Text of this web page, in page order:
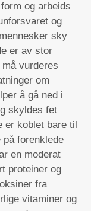
og arbeids
og
sky
er av stor
vurderes
om
å gå ned i
skyldes fet
er koblet bare til
forenklede
en moderat
proteiner og
fra
vitaminer og